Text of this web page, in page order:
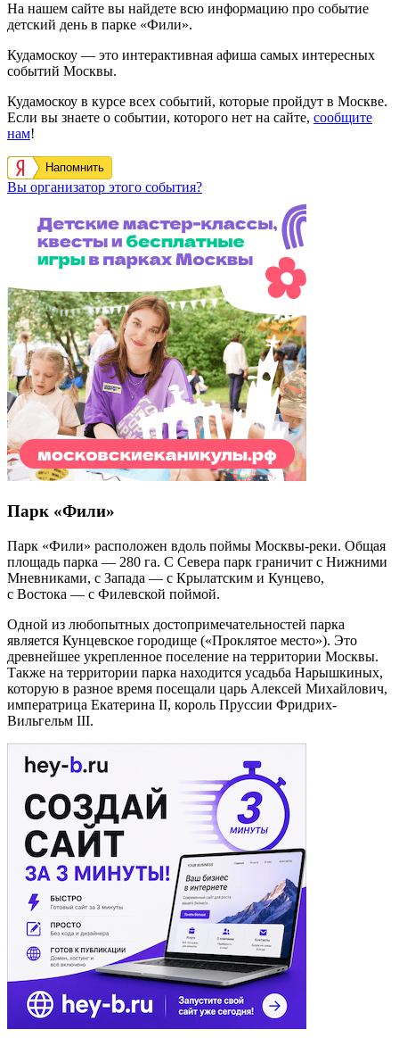
На нашем сайте вы найдете всю информацию про событие
детский день в парке «Фили».
Кудамоскоу — это интерактивная афиша самых интересных
событий Москвы.
Кудамоскоу в курсе всех событий, которые пройдут в Москве.
Если вы знаете о событии, которого нет на сайте, сообщите
нам!
Напомнить
Вы организатор этого события?
Парк «Фили»
Парк «Фили» расположен вдоль поймы Москвы-реки. Общая
площадь парка — 280 га. С Севера парк граничит с Нижними
Мневниками, с Запада — с Крылатским и Кунцево,
с Востока — с Филевской поймой.
Одной из любопытных достопримечательностей парка
является Кунцевское городище («Проклятое место»). Это
древнейшее укрепленное поселение на территории Москвы.
Также на территории парка находится усадьба Нарышкиных,
которую в разное время посещали царь Алексей Михайлович,
императрица Екатерина II, король Пруссии Фридрих-
Вильгельм III.